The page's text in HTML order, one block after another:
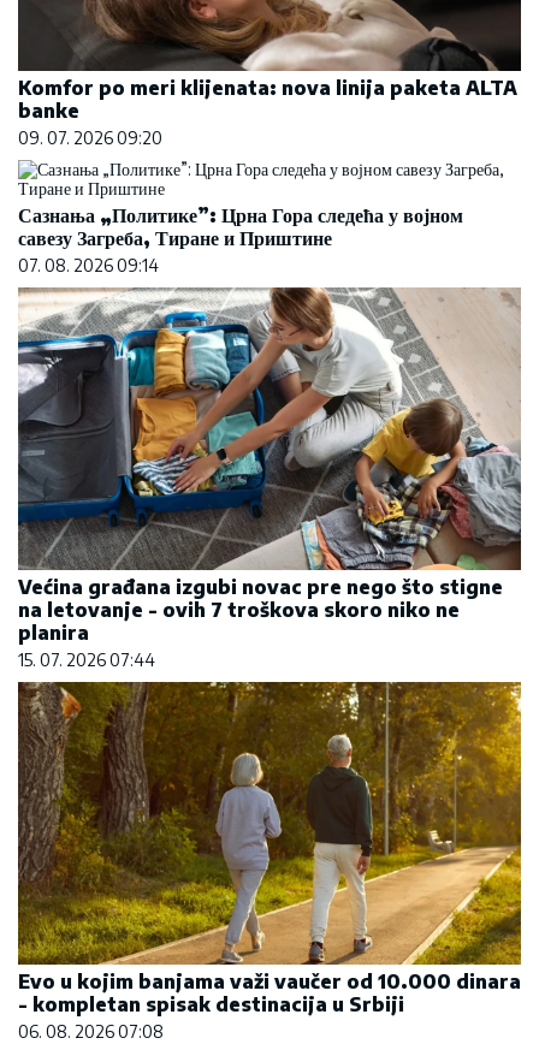
Komfor po meri klijenata: nova linija paketa ALTA
banke
09. 07. 2026 09:20
Сазнања „Политике”: Црна Гора следећа у војном
савезу Загреба, Тиране и Приштине
07. 08. 2026 09:14
Većina građana izgubi novac pre nego što stigne
na letovanje - ovih 7 troškova skoro niko ne
planira
15. 07. 2026 07:44
Evo u kojim banjama važi vaučer od 10.000 dinara
- kompletan spisak destinacija u Srbiji
06. 08. 2026 07:08